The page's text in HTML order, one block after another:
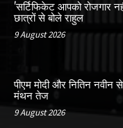
'सर्टिफिकेट आपको रोजगार
छात्रों से बोले राहुल
9 August 2026
पीएम मोदी और नितिन नवीन
मंथन तेज
9 August 2026